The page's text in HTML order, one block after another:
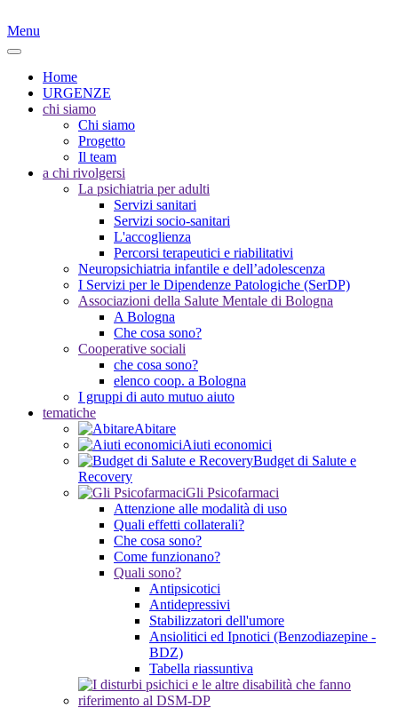
Menu
Home
URGENZE
chi siamo
Chi siamo
Progetto
Il team
a chi rivolgersi
La psichiatria per adulti
Servizi sanitari
Servizi socio-sanitari
L'accoglienza
Percorsi terapeutici e riabilitativi
Neuropsichiatria infantile e dell’adolescenza
I Servizi per le Dipendenze Patologiche (SerDP)
Associazioni della Salute Mentale di Bologna
A Bologna
Che cosa sono?
Cooperative sociali
che cosa sono?
elenco coop. a Bologna
I gruppi di auto mutuo aiuto
tematiche
Abitare
Aiuti economici
Budget di Salute e
Recovery
Gli Psicofarmaci
Attenzione alle modalità di uso
Quali effetti collaterali?
Che cosa sono?
Come funzionano?
Quali sono?
Antipsicotici
Antidepressivi
Stabilizzatori dell'umore
Ansiolitici ed Ipnotici (Benzodiazepine -
BDZ)
Tabella riassuntiva